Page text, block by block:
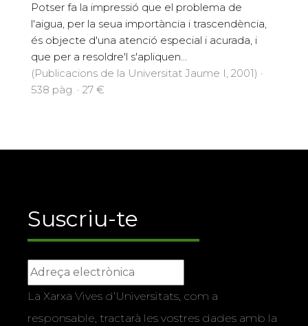
Potser fa la impressió que el problema de
l'aigua, per la seua importància i trascendència,
és objecte d'una atenció especial i acurada, i
que per a resoldre'l s'apliquen...
(Publicacions de la Universitat Jaume I, 2001) ·
538 pàg. · 27 €
Suscriu-te
La Xarxa Vives d’Universitats, com a
responsable, tractarà les vostres dades amb la